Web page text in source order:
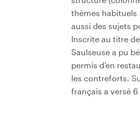
thèmes habituels
aussi des sujets
Inscrite au titre
Saulseuse a pu
permis d’en
les contreforts.
français a versé